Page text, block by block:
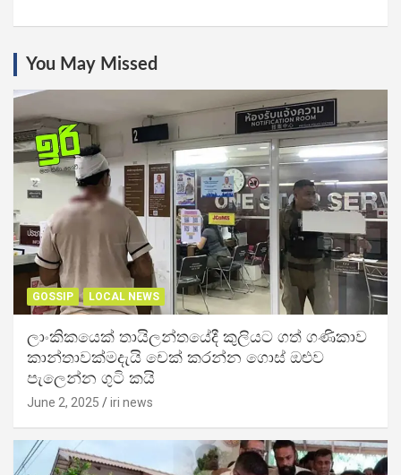
You May Missed
GOSSIP LOCAL NEWS
ලාංකිකයෙක් තායිලන්තයේදී කුලියට ගත් ගණිකාව
කාන්තාවක්මදැයි චෙක් කරන්න ගොස් ඔළුව
පැලෙන්න ගුටි කයි
June 2, 2025 iri news